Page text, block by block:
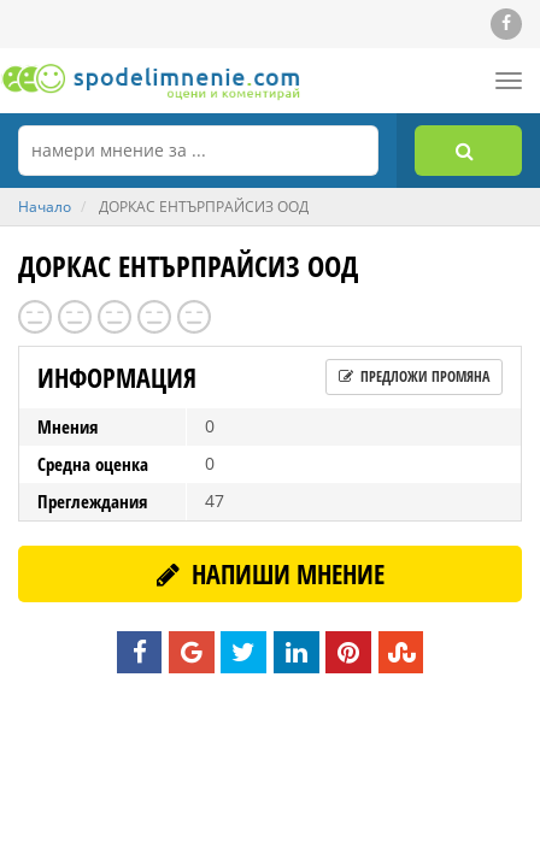
Начало ДОРКАС ЕНТЪРПРАЙСИЗ ООД
ДОРКАС ЕНТЪРПРАЙСИЗ ООД
ИНФОРМАЦИЯ ПРЕДЛОЖИ ПРОМЯНА
Мнения 0
Средна оценка 0
Преглеждания 47
НАПИШИ МНЕНИЕ